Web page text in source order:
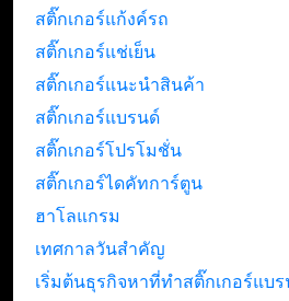
สติ๊กเกอร์แก้งค์รถ
สติ๊กเกอร์แช่เย็น
สติ๊กเกอร์แนะนำสินค้า
สติ๊กเกอร์แบรนด์
สติ๊กเกอร์โปรโมชั่น
สติ๊กเกอร์ไดคัทการ์ตูน
ฮาโลแกรม
เทศกาลวันสำคัญ
เริ่มต้นธุรกิจหาที่ทำสติ๊กเกอร์แบ